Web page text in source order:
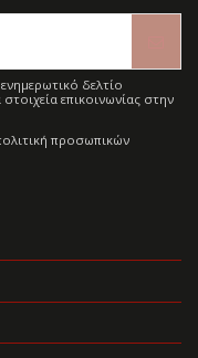
δελτίο
επικοινωνίας στην
προσωπικών